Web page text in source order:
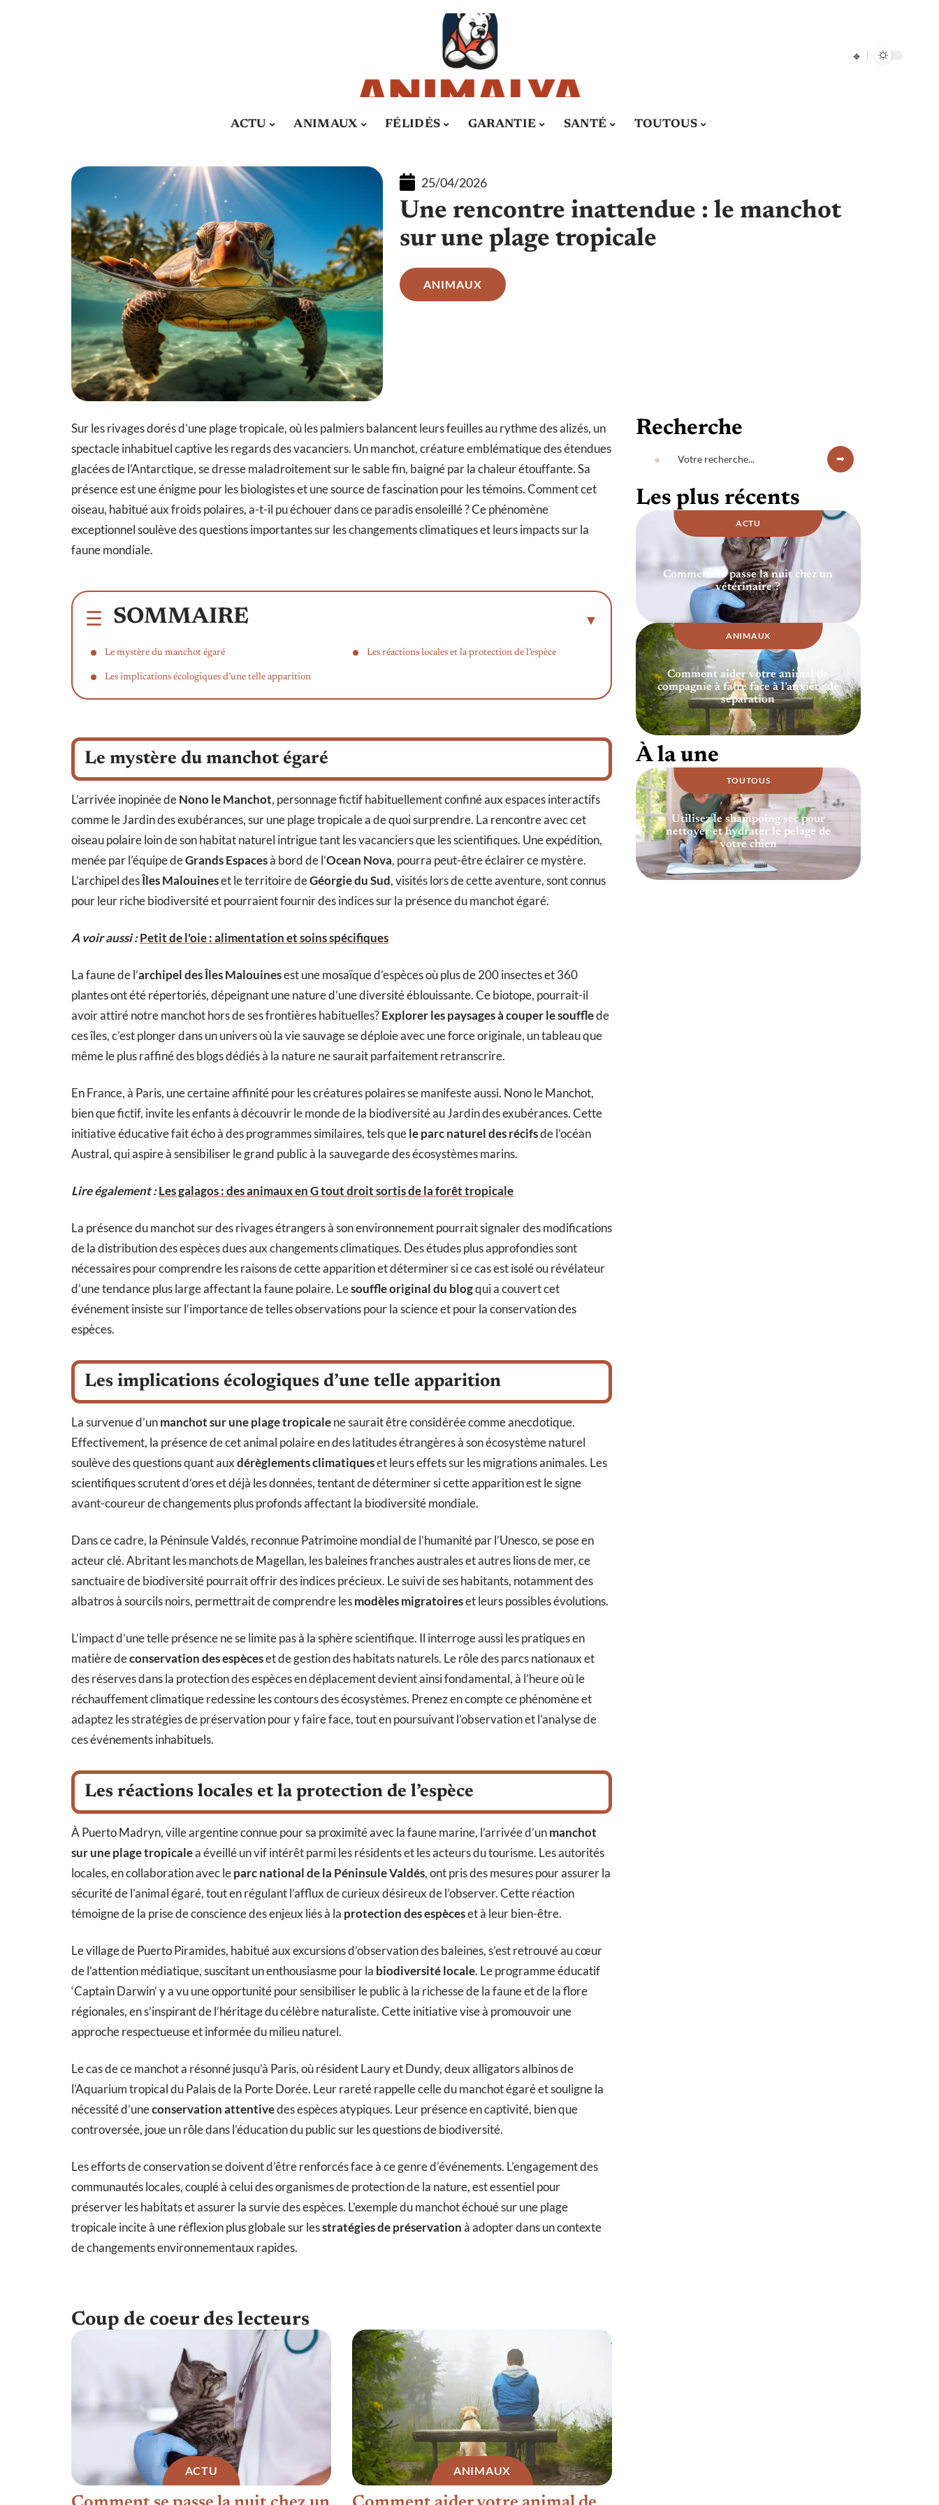
ACTU ANIMAUX FÉLIDÉS GARANTIE SANTÉ TOUTOUS
25/04/2026
Une rencontre inattendue : le manchot
sur une plage tropicale
ANIMAUX
Sur les rivages dorés d’une plage tropicale, où les palmiers balancent leurs feuilles au rythme des alizés, un
spectacle inhabituel captive les regards des vacanciers. Un manchot, créature emblématique des étendues
glacées de l’Antarctique, se dresse maladroitement sur le sable fin, baigné par la chaleur étouffante. Sa
présence est une énigme pour les biologistes et une source de fascination pour les témoins. Comment cet
oiseau, habitué aux froids polaires, a-t-il pu échouer dans ce paradis ensoleillé ? Ce phénomène
exceptionnel soulève des questions importantes sur les changements climatiques et leurs impacts sur la
faune mondiale.
SOMMAIRE
Le mystère du manchot égaré
Les implications écologiques d’une telle apparition
Les réactions locales et la protection de l’espèce
Le mystère du manchot égaré
L’arrivée inopinée deNono le Manchot, personnage fictif habituellement confiné aux espaces interactifs
comme le Jardin des exubérances, sur une plage tropicale a de quoi surprendre. La rencontre avec cet
oiseau polaire loin de son habitat naturel intrigue tant les vacanciers que les scientifiques. Une expédition,
menée par l’équipe deGrands Espacesà bord de l’Ocean Nova, pourra peut-être éclairer ce mystère.
L’archipel desÎles Malouineset le territoire deGéorgie du Sud, visités lors de cette aventure, sont connus
pour leur riche biodiversité et pourraient fournir des indices sur la présence du manchot égaré.
A voir aussi :Petit de l'oie : alimentation et soins spécifiques
La faune de l’archipel des Îles Malouinesest une mosaïque d’espèces où plus de 200 insectes et 360
plantes ont été répertoriés, dépeignant une nature d’une diversité éblouissante. Ce biotope, pourrait-il
avoir attiré notre manchot hors de ses frontières habituelles?Explorer les paysages à couper le soufflede
ces îles, c’est plonger dans un univers où la vie sauvage se déploie avec une force originale, un tableau que
même le plus raffiné des blogs dédiés à la nature ne saurait parfaitement retranscrire.
En France, à Paris, une certaine affinité pour les créatures polaires se manifeste aussi. Nono le Manchot,
bien que fictif, invite les enfants à découvrir le monde de la biodiversité au Jardin des exubérances. Cette
initiative éducative fait écho à des programmes similaires, tels quele parc naturel des récifsde l’océan
Austral, qui aspire à sensibiliser le grand public à la sauvegarde des écosystèmes marins.
Lire également :Les galagos : des animaux en G tout droit sortis de la forêt tropicale
La présence du manchot sur des rivages étrangers à son environnement pourrait signaler des modifications
de la distribution des espèces dues aux changements climatiques. Des études plus approfondies sont
nécessaires pour comprendre les raisons de cette apparition et déterminer si ce cas est isolé ou révélateur
d’une tendance plus large affectant la faune polaire. Lesouffle original du blogqui a couvert cet
événement insiste sur l’importance de telles observations pour la science et pour la conservation des
espèces.
Les implications écologiques d’une telle apparition
La survenue d’unmanchot sur une plage tropicalene saurait être considérée comme anecdotique.
Effectivement, la présence de cet animal polaire en des latitudes étrangères à son écosystème naturel
soulève des questions quant auxdérèglements climatiqueset leurs effets sur les migrations animales. Les
scientifiques scrutent d’ores et déjà les données, tentant de déterminer si cette apparition est le signe
avant-coureur de changements plus profonds affectant la biodiversité mondiale.
Dans ce cadre, la Péninsule Valdés, reconnue Patrimoine mondial de l’humanité par l’Unesco, se pose en
acteur clé. Abritant les manchots de Magellan, les baleines franches australes et autres lions de mer, ce
sanctuaire de biodiversité pourrait offrir des indices précieux. Le suivi de ses habitants, notamment des
albatros à sourcils noirs, permettrait de comprendre lesmodèles migratoireset leurs possibles évolutions.
L’impact d’une telle présence ne se limite pas à la sphère scientifique. Il interroge aussi les pratiques en
matière deconservation des espèceset de gestion des habitats naturels. Le rôle des parcs nationaux et
des réserves dans la protection des espèces en déplacement devient ainsi fondamental, à l’heure où le
réchauffement climatique redessine les contours des écosystèmes. Prenez en compte ce phénomène et
adaptez les stratégies de préservation pour y faire face, tout en poursuivant l’observation et l’analyse de
ces événements inhabituels.
Les réactions locales et la protection de l’espèce
À Puerto Madryn, ville argentine connue pour sa proximité avec la faune marine, l’arrivée d’unmanchot
sur une plage tropicalea éveillé un vif intérêt parmi les résidents et les acteurs du tourisme. Les autorités
locales, en collaboration avec leparc national de la Péninsule Valdés, ont pris des mesures pour assurer la
sécurité de l’animal égaré, tout en régulant l’afflux de curieux désireux de l’observer. Cette réaction
témoigne de la prise de conscience des enjeux liés à la protection des espèceset à leur bien-être.
Le village de Puerto Piramides, habitué aux excursions d’observation des baleines, s’est retrouvé au cœur
de l’attention médiatique, suscitant un enthousiasme pour la biodiversité locale. Le programme éducatif
‘Captain Darwin’ y a vu une opportunité pour sensibiliser le public à la richesse de la faune et de la flore
régionales, en s’inspirant de l’héritage du célèbre naturaliste. Cette initiative vise à promouvoir une
approche respectueuse et informée du milieu naturel.
Le cas de ce manchot a résonné jusqu’à Paris, où résident Laury et Dundy, deux alligators albinos de
l’Aquarium tropical du Palais de la Porte Dorée. Leur rareté rappelle celle du manchot égaré et souligne la
nécessité d’uneconservation attentivedes espèces atypiques. Leur présence en captivité, bien que
controversée, joue un rôle dans l’éducation du public sur les questions de biodiversité.
Les efforts de conservation se doivent d’être renforcés face à ce genre d’événements. L’engagement des
communautés locales, couplé à celui des organismes de protection de la nature, est essentiel pour
préserver les habitats et assurer la survie des espèces. L’exemple du manchot échoué sur une plage
tropicale incite à une réflexion plus globale sur lesstratégies de préservationà adopter dans un contexte
de changements environnementaux rapides.
Coup de coeur des lecteurs
ACTU ANIMAUX
Recherche
Les plus récents
ACTU
Comment se passe la nuit chez un
vétérinaire ?
ANIMAUX
Comment aider votre animal de
compagnie à faire face à l’anxiété de
séparation
À la une
TOUTOUS
Utilisez le shampoing sec pour
nettoyer et hydrater le pelage de
votre chien